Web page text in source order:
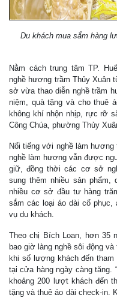
Du khách mua sắm hàng
Nằm cách trung tâm TP.
nghề hương trầm Thủy Xuân
sở vừa thao diễn nghề trầm
niệm, quà tặng và cho thuê
không khí nhộn nhịp, rực rỡ
Công Chúa, phường Thủy
Nổi tiếng với nghề làm
nghề làm hương vẫn được
giữ, đồng thời các cơ sở
sung thêm nhiều sản
nhiều cơ sở đầu tư hàng
sắm các loại áo dài cổ
vụ du khách.
Theo chị Bích Loan, hơn 35
bao giờ làng nghề sôi động
khi số lượng khách đến
tại cửa hàng ngày càng tăng.
khoảng 200 lượt khách đến
tặng và thuê áo dài check-in.